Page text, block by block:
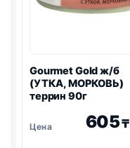
Gourmet Gold ж/б
(УТКА, МОРКОВЬ)
террин 90г
605₸